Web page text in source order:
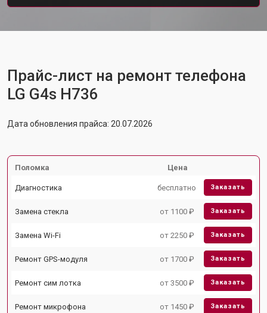
Прайс-лист на ремонт телефона
LG G4s H736
Дата обновления прайса: 20.07.2026
Поломка Цена
Диагностика бесплатно Заказать
Замена стекла от 1100 ₽ Заказать
Замена Wi-Fi от 2250 ₽ Заказать
Ремонт GPS-модуля от 1700 ₽ Заказать
Ремонт сим лотка от 3500 ₽ Заказать
Ремонт микрофона от 1450 ₽ Заказать